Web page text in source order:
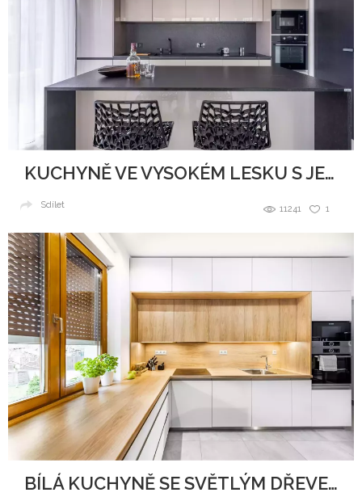
KUCHYNĚ VE VYSOKÉM LESKU S JEMNÝMI TŘPYTKAMI
1
11241
Sdílet
BÍLÁ KUCHYNĚ SE SVĚTLÝM DŘEVEM